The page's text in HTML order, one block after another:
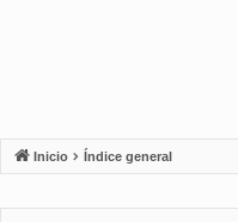
Inicio Índice general